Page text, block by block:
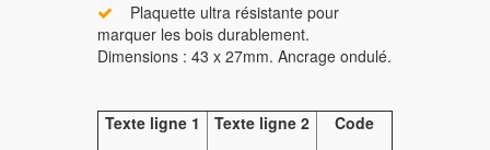
Plaquette ultra résistante pour
marquer les bois durablement.
Dimensions : 43 x 27mm. Ancrage ondulé.
Texte ligne 1 Texte ligne 2
Code